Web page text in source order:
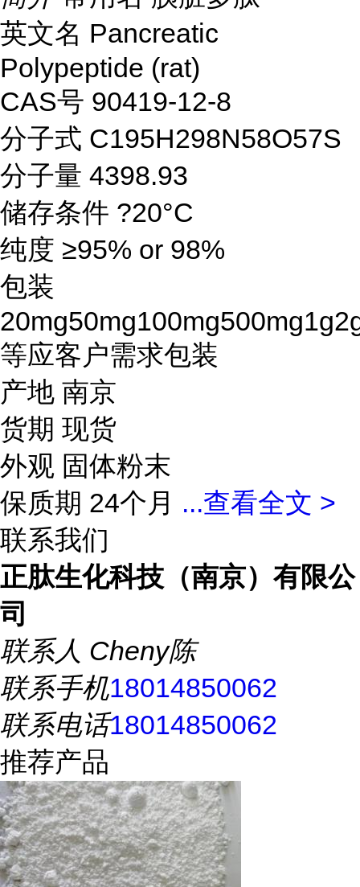
英文名 Pancreatic
Polypeptide (rat)
CAS号 90419-12-8
分子式 C195H298N58O57S
分子量 4398.93
储存条件 ?20°C
纯度 ≥95% or 98%
包装
等应客户需求包装
产地 南京
货期 现货
外观 固体粉末
保质期 24个月 ...查看全文 >
联系我们
正肽生化科技（南京）有限公
司
联系人 Cheny陈
联系手机18014850062
联系电话18014850062
推荐产品